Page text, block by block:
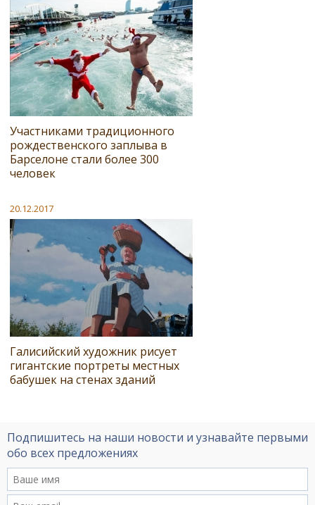
Участниками традиционного
рождественского заплыва в
Барселоне стали более 300
человек
20.12.2017
Галисийский художник рисует
гигантские портреты местных
бабушек на стенах зданий
Подпишитесь на наши новости и узнавайте первыми
обо всех предложениях